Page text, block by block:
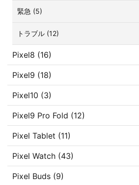
緊急 (5)
トラブル (12)
Pixel8 (16)
Pixel9 (18)
Pixel10 (3)
Pixel9 Pro Fold (12)
Pixel Tablet (11)
Pixel Watch (43)
Pixel Buds (9)